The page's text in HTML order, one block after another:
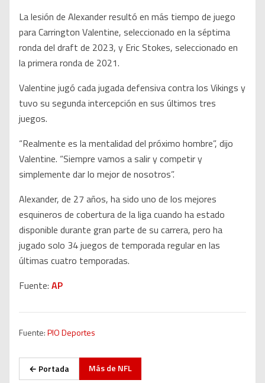
La lesión de Alexander resultó en más tiempo de juego
para Carrington Valentine, seleccionado en la séptima
ronda del draft de 2023, y Eric Stokes, seleccionado en
la primera ronda de 2021.
Valentine jugó cada jugada defensiva contra los Vikings y
tuvo su segunda intercepción en sus últimos tres
juegos.
“Realmente es la mentalidad del próximo hombre”, dijo
Valentine. “Siempre vamos a salir y competir y
simplemente dar lo mejor de nosotros”.
Alexander, de 27 años, ha sido uno de los mejores
esquineros de cobertura de la liga cuando ha estado
disponible durante gran parte de su carrera, pero ha
jugado solo 34 juegos de temporada regular en las
últimas cuatro temporadas.
Fuente: AP
Fuente:PIO Deportes
← Portada Más de NFL